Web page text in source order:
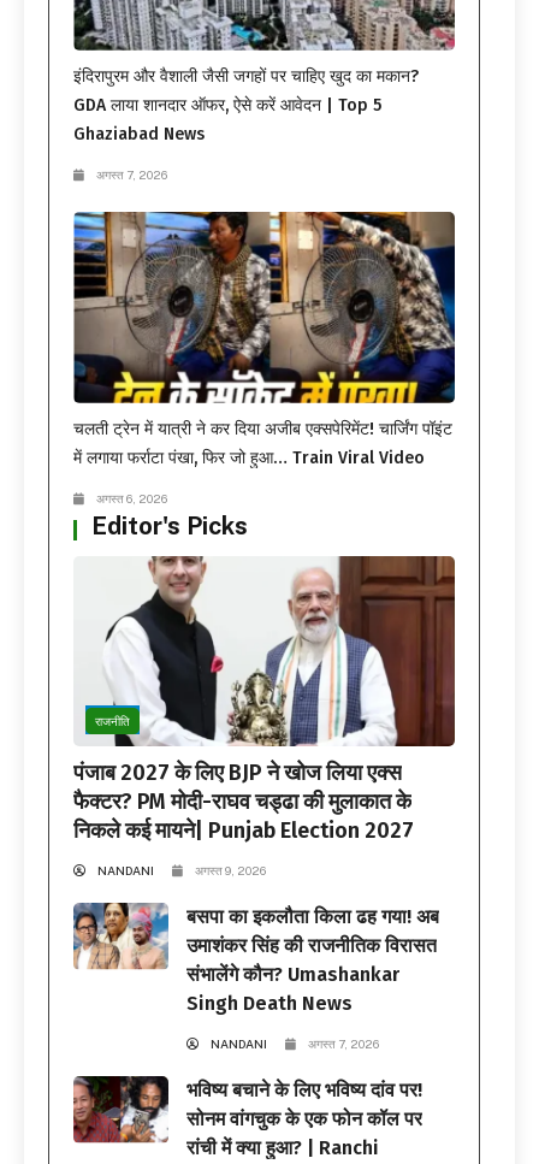
इंदिरापुरम और वैशाली जैसी जगहों पर चाहिए खुद का मकान?
GDA लाया शानदार ऑफर, ऐसे करें आवेदन | Top 5
Ghaziabad News
अगस्त 7, 2026
चलती ट्रेन में यात्री ने कर दिया अजीब एक्सपेरिमेंट! चार्जिंग पॉइंट
में लगाया फर्राटा पंखा, फिर जो हुआ… Train Viral Video
अगस्त 6, 2026
Editor's Picks
राजनीति
पंजाब 2027 के लिए BJP ने खोज लिया एक्स
फैक्टर? PM मोदी-राघव चड्ढा की मुलाकात के
निकले कई मायने| Punjab Election 2027
NANDANI अगस्त 9, 2026
बसपा का इकलौता किला ढह गया! अब
उमाशंकर सिंह की राजनीतिक विरासत
संभालेंगे कौन? Umashankar
Singh Death News
NANDANI अगस्त 7, 2026
भविष्य बचाने के लिए भविष्य दांव पर!
सोनम वांगचुक के एक फोन कॉल पर
रांची में क्या हुआ? | Ranchi